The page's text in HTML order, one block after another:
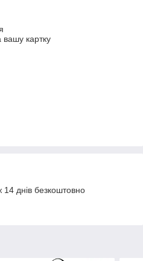
вашу картку
днів безкоштовно